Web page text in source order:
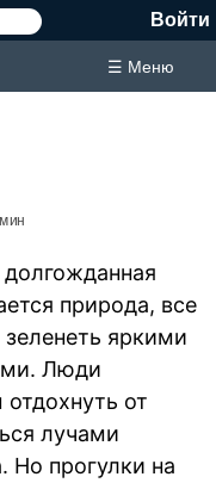
Войти
☰ Меню
природа, все
зеленеть яркими
Люди
от
лучами
Но прогулки на